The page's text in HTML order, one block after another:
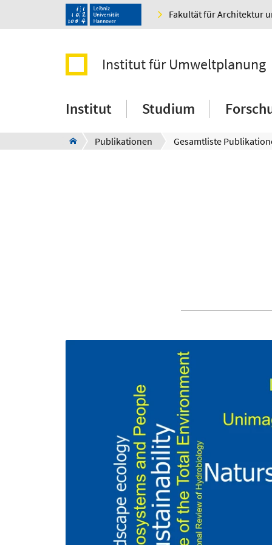
Fakultät für Architektur
Institut für Umweltplanung
Institut Studium
Publikationen Gesamtliste